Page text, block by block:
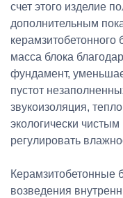
счет этого изделие
дополнительным
керамзитобетонного
масса блока
фундамент,
пустот
звукоизоляция,
экологически
регулировать
Керамзитобетонные
возведения